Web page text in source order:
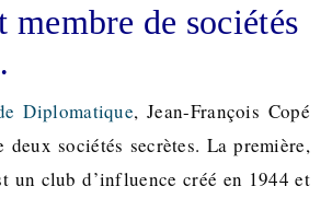
de sociétés
Diplomatique, Jean-François Copé
deux sociétés secrètes. La première,
un club d’influence créé en 1944 et